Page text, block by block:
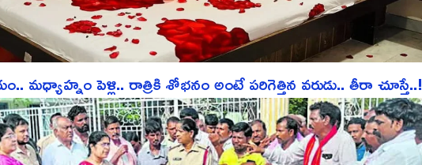
పెళ్లి.. రాత్రికి శోభనం అంటే పరిగెత్తిన వరుడు.. తీరా చూస్తే..!